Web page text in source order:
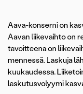
Aava-konserni on
Aavan liikevaihto on
tavoitteena on
mennessä. Laskuja
kuukaudessa.
laskutusvolyymi